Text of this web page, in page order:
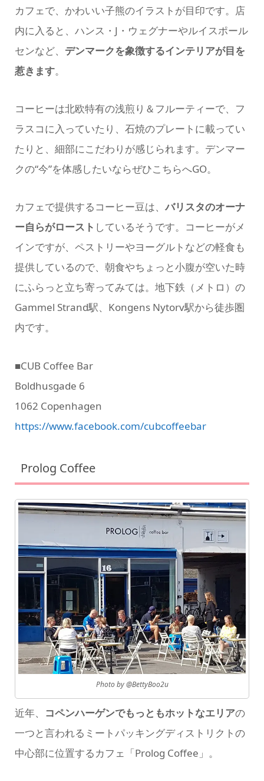
カフェで、かわいい子熊のイラストが目印です。店
内に入ると、ハンス・J・ウェグナーやルイスポール
センなど、 デンマークを象徴するインテリアが目を
惹きます。
コーヒーは北欧特有の浅煎り＆フルーティーで、フ
ラスコに入っていたり、石焼のプレートに載ってい
たりと、細部にこだわりが感じられます。デンマー
クの“今”を体感したいならぜひこちらへGO。
カフェで提供するコーヒー豆は、 バリスタのオーナ
ー自らがロースト しているそうです。コーヒーがメ
インですが、ペストリーやヨーグルトなどの軽食も
提供しているので、朝食やちょっと小腹が空いた時
にふらっと立ち寄ってみては。地下鉄（メトロ）の
Gammel Strand駅、Kongens Nytorv駅から徒歩圏
内です。
■CUB Coffee Bar
Boldhusgade 6
1062 Copenhagen
https://www.facebook.com/cubcoffeebar
Prolog Coffee
Photo by @BettyBoo2u
近年、 コペンハーゲンでもっともホットなエリアの
一つと言われるミートパッキングディストリクトの
中心部に位置するカフェ「Prolog Coffee」。